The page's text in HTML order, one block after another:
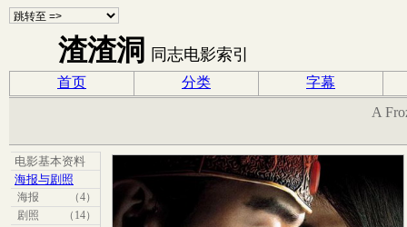
渣渣洞 同志电影索引
首页 分类
字幕
A
电影基本资料
海报与剧照
海报
（4）
剧照
（14）